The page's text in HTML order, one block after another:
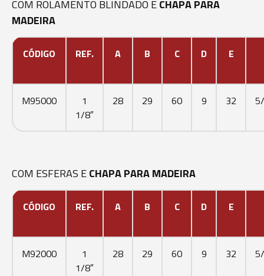
COM ROLAMENTO BLINDADO ECHAPA PARA
MADEIRA
CÓDIGO REF. A B C D E
M95000
1
1/8″
28 29 60 9 32
COM ESFERAS ECHAPA PARA MADEIRA
CÓDIGO REF. A B C D E
M92000
1
1/8″
28 29 60 9 32